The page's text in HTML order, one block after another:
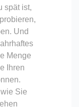
spät ist,
Und
Menge
Ihren
Sie